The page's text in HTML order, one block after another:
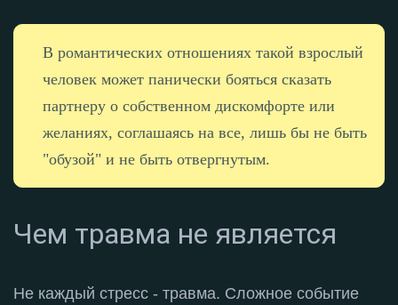
В романтических отношениях такой взрослый
человек может панически бояться сказать
партнеру о собственном дискомфорте или
желаниях, соглашаясь на все, лишь бы не быть
"обузой" и не быть отвергнутым.
Чем травма не является
Не каждый стресс - травма. Сложное событие